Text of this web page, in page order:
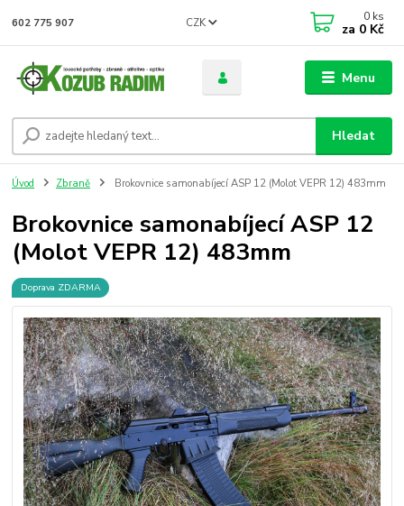
Menu
CZK
Hledat
602 775 907 0 ks
za 0 Kč
Úvod Zbraně Brokovnice samonabíjecí ASP 12 (Molot VEPR 12) 483mm
Brokovnice samonabíjecí ASP 12
(Molot VEPR 12) 483mm
Doprava ZDARMA